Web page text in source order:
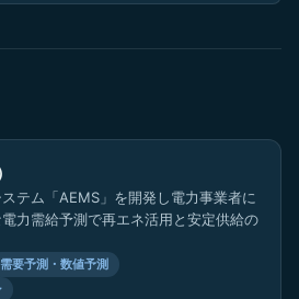
テム「AEMS」を開発し電力事業者に
力需給予測で再エネ活用と安定供給の
需要予測・数値予測